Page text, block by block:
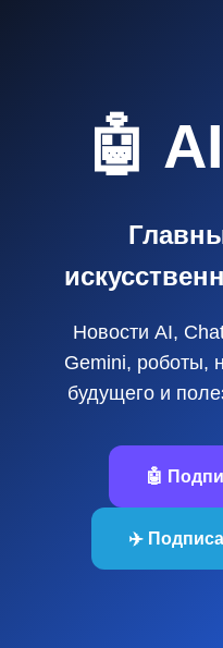
🤖
Новости AI,
Gemini, роботы,
будущего и
🤖
✈️